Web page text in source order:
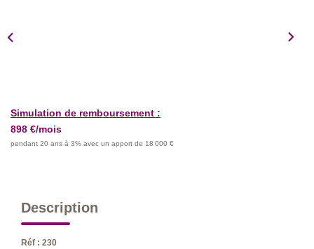
EVALUATION
Simulation de remboursement :
898 €/mois
pendant 20 ans à 3% avec un apport de 18 000 €
Description
Réf : 230